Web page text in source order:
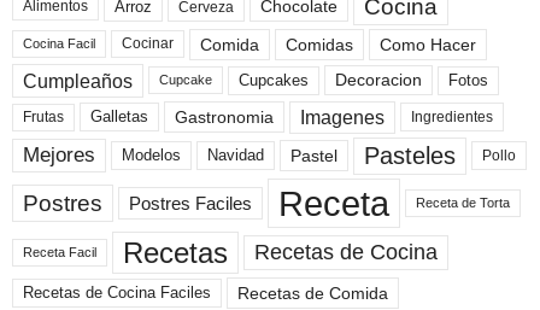
Alimentos Arroz Cerveza Chocolate Cocina
Cocina Facil Cocinar Comida Comidas Como Hacer
Cumpleaños Cupcake Cupcakes Decoracion Fotos
Frutas Galletas Gastronomia Imagenes Ingredientes
Mejores Modelos Navidad Pastel Pasteles Pollo
Postres Postres Faciles Receta Receta de Torta
Receta Facil Recetas Recetas de Cocina
Recetas de Cocina Faciles
Recetas de Comida